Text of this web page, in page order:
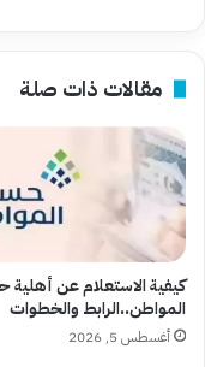
مقالات ذات صلة
كيفية الاستعلام عن
المواطن..الرابط والخطوات
أغسطس 5, 2026